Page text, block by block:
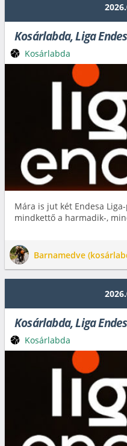
Kosárlabda, Liga
Mára is jut két Endesa
mindkettő a harmadik-,
Barnamedve
Kosárlabda
Kosárlabda, Liga
Kosárlabda